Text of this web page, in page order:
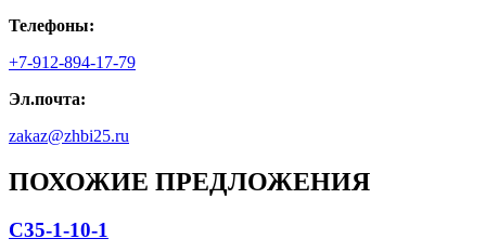
Телефоны:
+7-912-894-17-79
Эл.почта:
zakaz@zhbi25.ru
ПОХОЖИЕ ПРЕДЛОЖЕНИЯ
С35-1-10-1